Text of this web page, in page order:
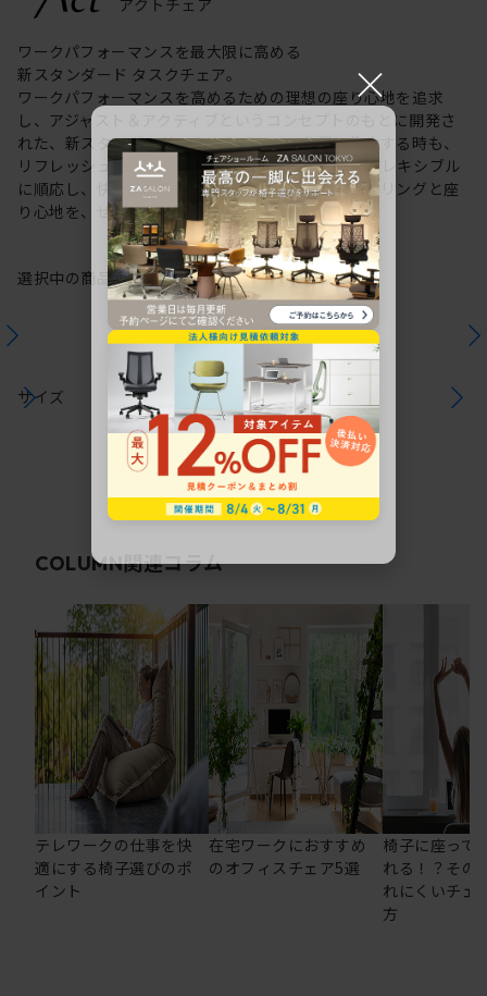
ワークパフォーマンスを最大限に高める
新スタンダード タスクチェア。
ワークパフォーマンスを高めるための理想の座り心地を追求
し、アジャスト＆アクティブというコンセプトのもとに開発さ
れた、新スタンダードのタスクチェア。作業に集中する時も、
リフレッシュする時も、座る姿勢や身体の動きにフレキシブル
に順応し、快適にサポートします。新感覚のスタイリングと座
り心地を、ぜひご体感ください。
選択中の商品情報保証注意事項
サイズ
COLUMN関連コラム
テレワークの仕事を快
適にする椅子選びのポ
イント
在宅ワークにおすすめ
のオフィスチェア5選
椅子に座って
れる！？その
れにくいチェ
方
×